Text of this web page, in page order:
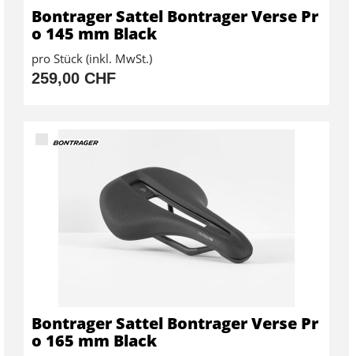
Bontrager Sattel Bontrager Verse Pr
o 145 mm Black
pro Stück (inkl. MwSt.)
259,00 CHF
Bontrager Sattel Bontrager Verse Pr
o 165 mm Black